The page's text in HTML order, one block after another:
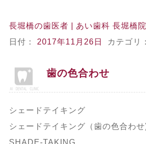
長堀橋の歯医者 | あい歯科 長堀橋院
日付： 2017年11月26日 カテゴリ：
歯の色合わせ
シェードテイキング
シェードテイキング（歯の色合わ
SHADE-TAKING